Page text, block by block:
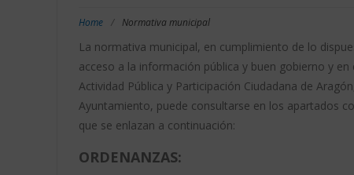
Home / Normativa municipal
La normativa municipal, en cumplimiento de lo
acceso a la información pública y buen gobierno y
Actividad Pública y Participación Ciudadana de
Ayuntamiento, puede consultarse en los apartados
que se enlazan a continuación:
ORDENANZAS: